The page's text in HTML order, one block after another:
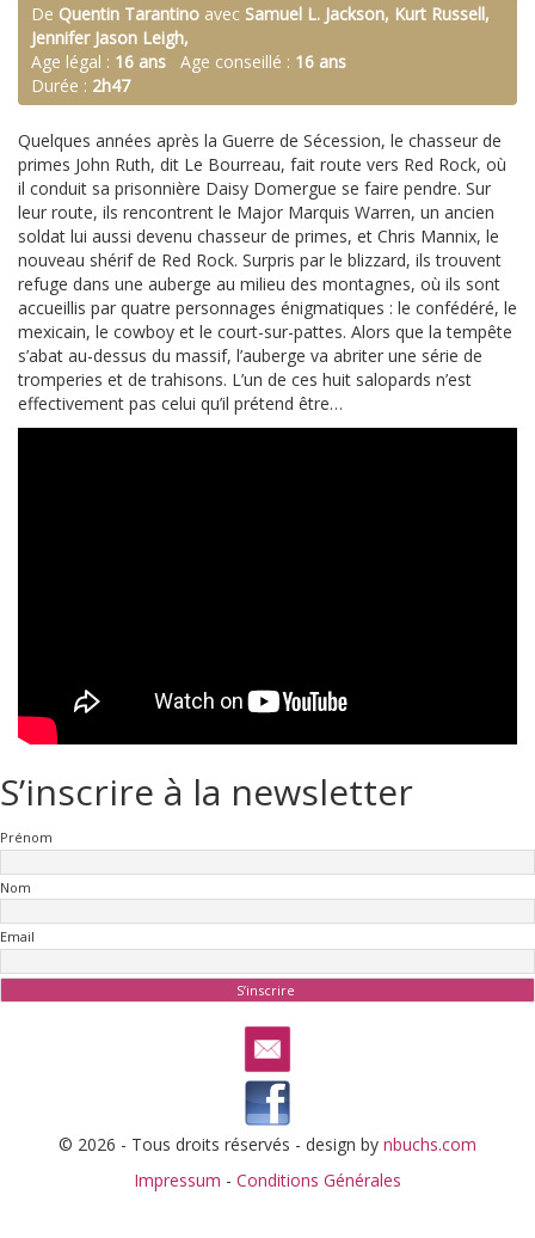
De Quentin Tarantino avec Samuel L. Jackson, Kurt Russell,
Jennifer Jason Leigh,
Age légal : 16 ans Age conseillé : 16 ans
Durée : 2h47
Quelques années après la Guerre de Sécession, le chasseur de
primes John Ruth, dit Le Bourreau, fait route vers Red Rock, où
il conduit sa prisonnière Daisy Domergue se faire pendre. Sur
leur route, ils rencontrent le Major Marquis Warren, un ancien
soldat lui aussi devenu chasseur de primes, et Chris Mannix, le
nouveau shérif de Red Rock. Surpris par le blizzard, ils trouvent
refuge dans une auberge au milieu des montagnes, où ils sont
accueillis par quatre personnages énigmatiques : le confédéré, le
mexicain, le cowboy et le court-sur-pattes. Alors que la tempête
s’abat au-dessus du massif, l’auberge va abriter une série de
tromperies et de trahisons. L’un de ces huit salopards n’est
effectivement pas celui qu’il prétend être…
S’inscrire à la newsletter
Prénom
Nom
Email
© 2026 - Tous droits réservés - design by nbuchs.com
Impressum - Conditions Générales